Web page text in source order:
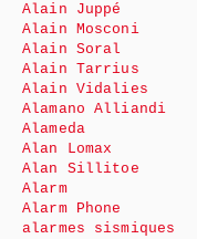
Alain Juppé
Alain Mosconi
Alain Soral
Alain Tarrius
Alain Vidalies
Alamano Alliandi
Alameda
Alan Lomax
Alan Sillitoe
Alarm
Alarm Phone
alarmes sismiques